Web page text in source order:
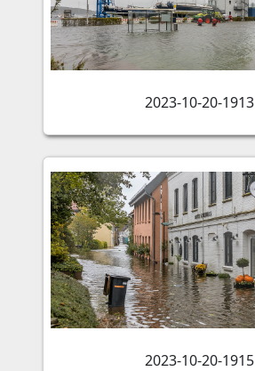
2023-10-20-1913
2023-10-20-1915